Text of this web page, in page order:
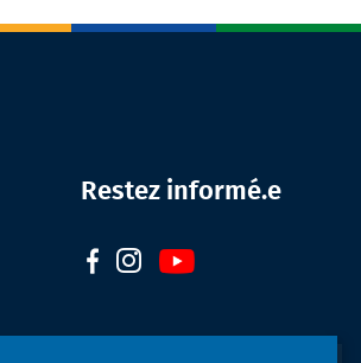
Restez informé.e